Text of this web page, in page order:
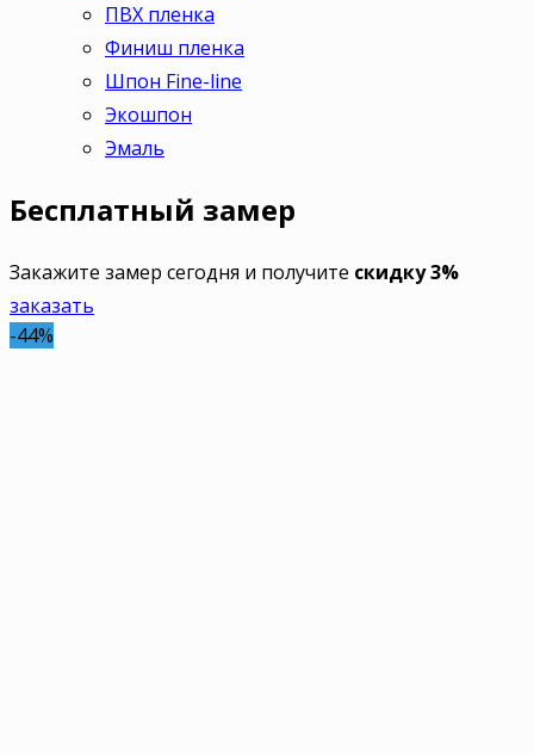
ПВХ пленка
Финиш пленка
Шпон Fine-line
Экошпон
Эмаль
Бесплатный замер
Закажите замер сегодня и получите скидку 3%
заказать
-44%